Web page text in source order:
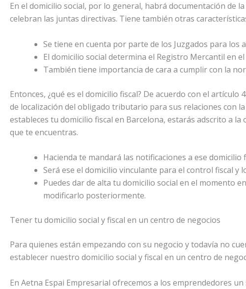
En el domicilio social, por lo general, habrá documentación de
celebran las juntas directivas. Tiene también otras
Se tiene en cuenta por parte de los Juzgados para los
El domicilio social determina el Registro Mercantil en
También tiene importancia de cara a cumplir con la
Entonces, ¿qué es el domicilio fiscal? De acuerdo con el
de localización del obligado tributario para sus relaciones con
estableces tu domicilio fiscal en Barcelona, estarás adscrito a
que te encuentras.
Hacienda te mandará las notificaciones a ese domicilio
Será ese el domicilio vinculante para el control fiscal
Puedes dar de alta tu domicilio social en el momento
modificarlo posteriormente.
Tener tu domicilio social y fiscal en un centro de negocios
Para quienes están empezando con su negocio y todavía no
establecer nuestro domicilio social y fiscal en un centro de
En Aetna Espai Empresarial ofrecemos a los emprendedores